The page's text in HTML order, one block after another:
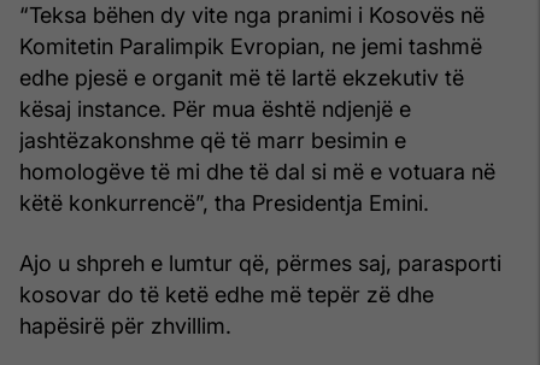
“Teksa bëhen dy vite nga pranimi i Kosovës në
Komitetin Paralimpik Evropian, ne jemi tashmë
edhe pjesë e organit më të lartë ekzekutiv të
kësaj instance. Për mua është ndjenjë e
jashtëzakonshme që të marr besimin e
homologëve të mi dhe të dal si më e votuara në
këtë konkurrencë”, tha Presidentja Emini.
Ajo u shpreh e lumtur që, përmes saj, parasporti
kosovar do të ketë edhe më tepër zë dhe
hapësirë për zhvillim.